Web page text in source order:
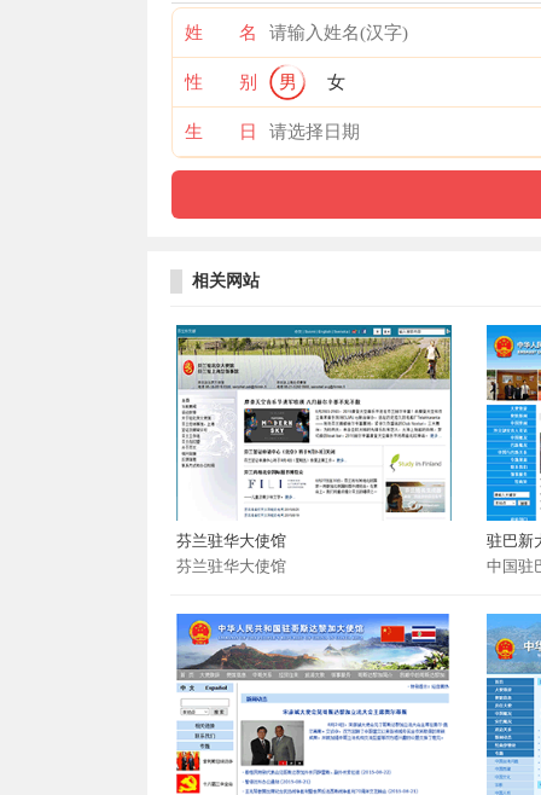
姓 名
性 别 男 女
生 日
相关网站
芬兰驻华大使馆
芬兰驻华大使馆
驻巴新
中国驻